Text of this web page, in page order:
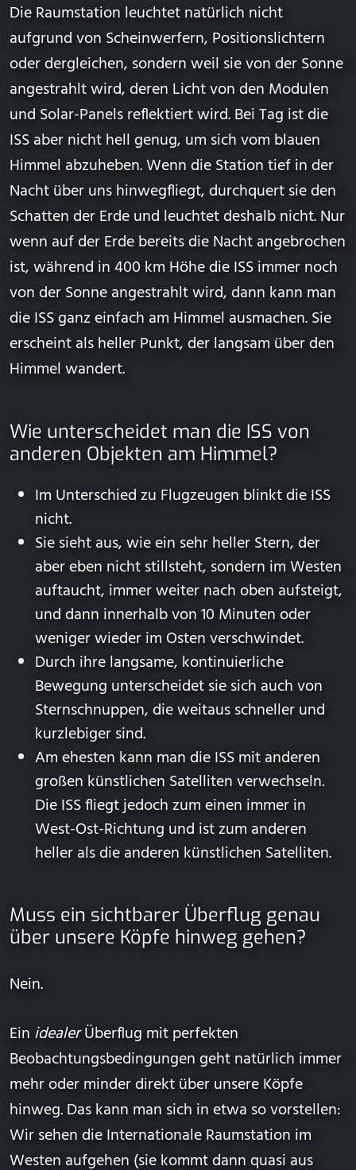
Die Raumstation leuchtet natürlich nicht
aufgrund von Scheinwerfern, Positionslichtern
oder dergleichen, sondern weil sie von der Sonne
angestrahlt wird, deren Licht von den Modulen
und Solar-Panels reflektiert wird. Bei Tag ist die
ISS aber nicht hell genug, um sich vom blauen
Himmel abzuheben. Wenn die Station tief in der
Nacht über uns hinwegfliegt, durchquert sie den
Schatten der Erde und leuchtet deshalb nicht. Nur
wenn auf der Erde bereits die Nacht angebrochen
ist, während in 400 km Höhe die ISS immer noch
von der Sonne angestrahlt wird, dann kann man
die ISS ganz einfach am Himmel ausmachen. Sie
erscheint als heller Punkt, der langsam über den
Himmel wandert.
Wie unterscheidet man die ISS von
anderen Objekten am Himmel?
Im Unterschied zu Flugzeugen blinkt die ISS
nicht.
Sie sieht aus, wie ein sehr heller Stern, der
aber eben nicht stillsteht, sondern im Westen
auftaucht, immer weiter nach oben aufsteigt,
und dann innerhalb von 10 Minuten oder
weniger wieder im Osten verschwindet.
Durch ihre langsame, kontinuierliche
Bewegung unterscheidet sie sich auch von
Sternschnuppen, die weitaus schneller und
kurzlebiger sind.
Am ehesten kann man die ISS mit anderen
großen künstlichen Satelliten verwechseln.
Die ISS fliegt jedoch zum einen immer in
West-Ost-Richtung und ist zum anderen
heller als die anderen künstlichen Satelliten.
Muss ein sichtbarer Überflug genau
über unsere Köpfe hinweg gehen?
Nein.
Ein idealerÜberflug mit perfekten
Beobachtungsbedingungen geht natürlich immer
mehr oder minder direkt über unsere Köpfe
hinweg. Das kann man sich in etwa so vorstellen:
Wir sehen die Internationale Raumstation im
Westen aufgehen (sie kommt dann quasi aus